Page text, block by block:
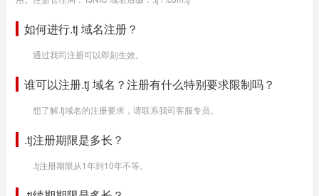
如何进行.tj 域名注册？
通过我司注册可以即刻生效。
谁可以注册.tj 域名？注册有什么特别要求限制吗？
想了解.tj域名的注册要求，请联系我司客服专员。
.tj注册期限是多长？
.tj注册期限从1年到10年不等。